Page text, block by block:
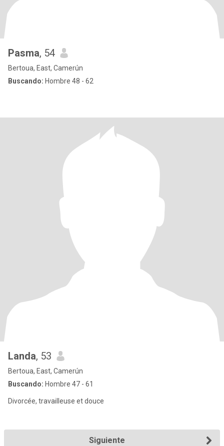
Pasma, 54
Bertoua, East, Camerún
Buscando: Hombre 48 - 62
Landa, 53
Bertoua, East, Camerún
Buscando: Hombre 47 - 61
Divorcée, travailleuse et douce
Siguiente